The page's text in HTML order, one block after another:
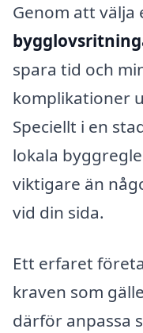
Genom att
spara tid och
komplikationer
Speciellt i en
lokala
viktigare än
vid din sida.
Ett erfaret
kraven som
därför anpassa